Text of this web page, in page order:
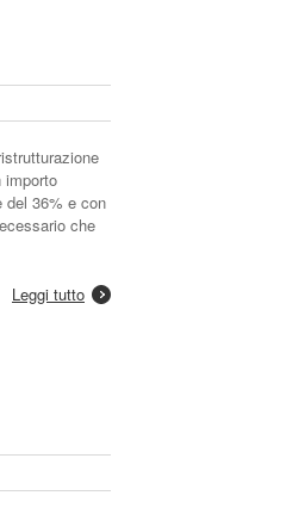
importo
del 36% e con
che
Leggi tutto